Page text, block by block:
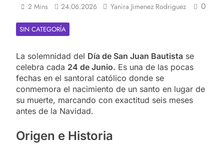
2 Mins 24.06.2026 Yanira Jimenez Rodriguez 0
SIN CATEGORÍA
La solemnidad del Día de San Juan Bautista se
celebra cada 24 de Junio. Es una de las pocas
fechas en el santoral católico donde se
conmemora el nacimiento de un santo en lugar de
su muerte, marcando con exactitud seis meses
antes de la Navidad.
Origen e Historia